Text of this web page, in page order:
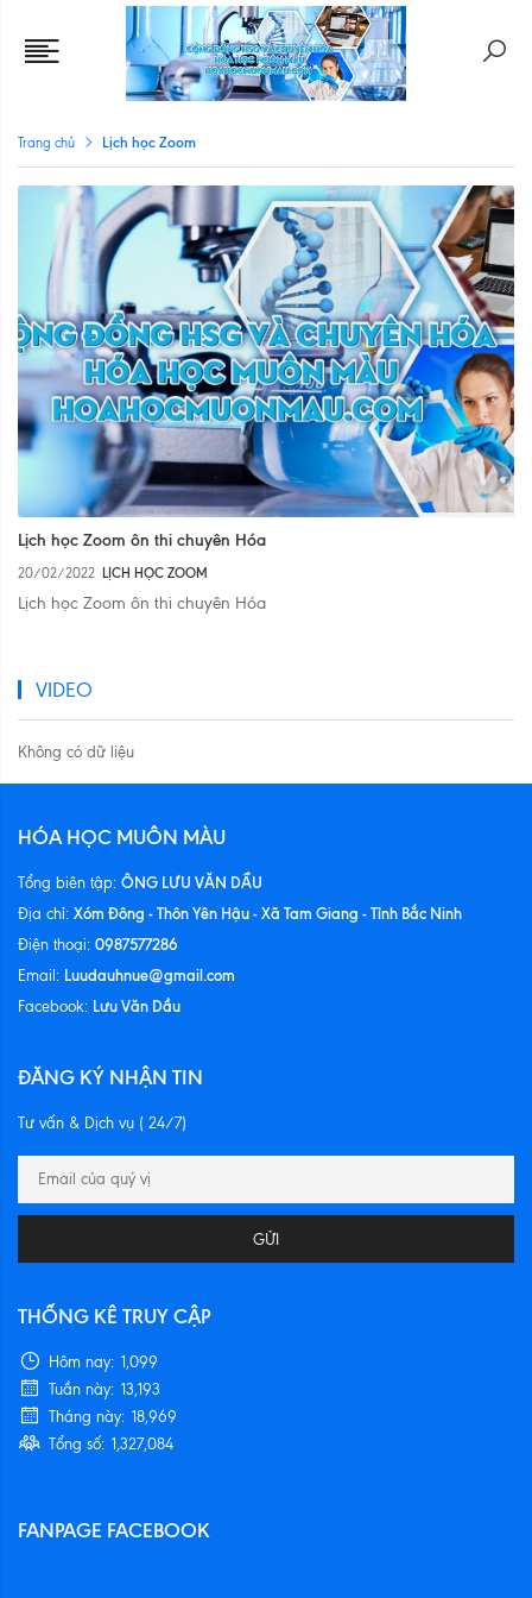
Trang chủ Lịch học Zoom
Lịch học Zoom ôn thi chuyên Hóa
20/02/2022 LỊCH HỌC ZOOM
Lịch học Zoom ôn thi chuyên Hóa
VIDEO
Không có dữ liệu
HÓA HỌC MUÔN MÀU
Tổng biên tập: ÔNG LƯU VĂN DẦU
Địa chỉ: Xóm Đông - Thôn Yên Hậu - Xã Tam Giang - Tỉnh Bắc Ninh
Điện thoại: 0987577286
Email: Luudauhnue@gmail.com
Facebook: Lưu Văn Dầu
ĐĂNG KÝ NHẬN TIN
Tư vấn & Dịch vụ ( 24/7)
GỬI
THỐNG KÊ TRUY CẬP
Hôm nay: 1,099
Tuần này: 13,193
Tháng này: 18,969
Tổng số: 1,327,084
FANPAGE FACEBOOK